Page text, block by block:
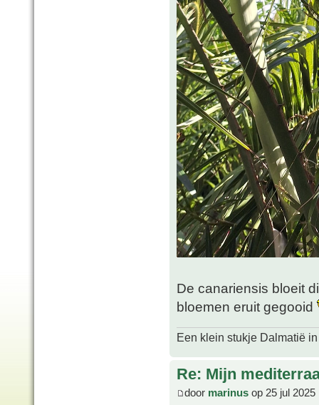
De canariensis bloeit
bloemen eruit gegooid
Een klein stukje Dalmatië
Re: Mijn
door marinus op 25 jul 2025